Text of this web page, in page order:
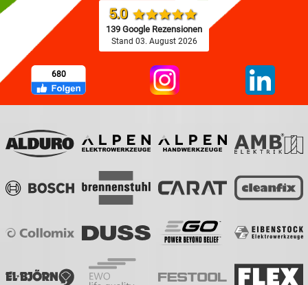
5.0
139 Google Rezensionen
Stand 03. August 2026
680